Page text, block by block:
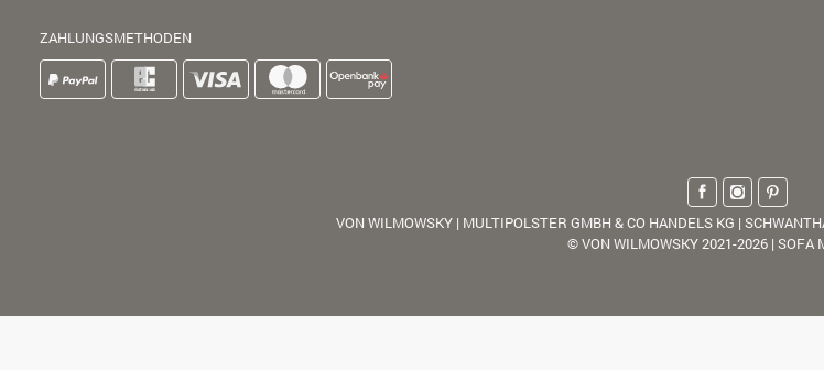
ZAHLUNGSMETHODEN
VON WILMOWSKY | MULTIPOLSTER GMBH & CO HANDELS KG |
© VON WILMOWSKY 2021-2026 | SOFA